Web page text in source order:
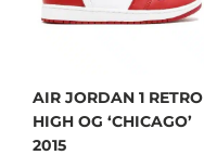
AIR JORDAN 1 RETRO
HIGH OG ‘CHICAGO’
2015